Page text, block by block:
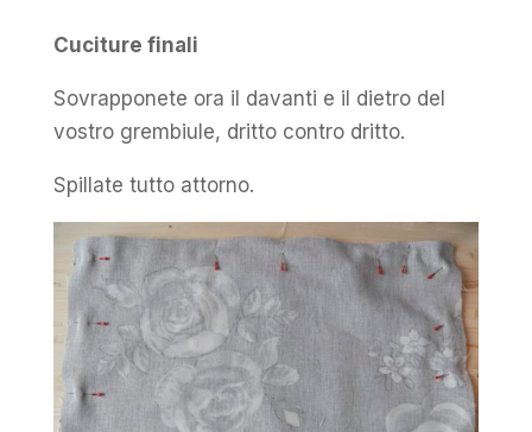
Cuciture finali
Sovrapponete ora il davanti e il dietro del
vostro grembiule, dritto contro dritto.
Spillate tutto attorno.